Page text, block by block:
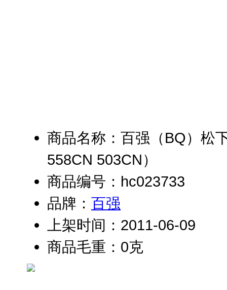
商品名称：百强（BQ）松
558CN 503CN）
商品编号：hc023733
品牌： 百强
上架时间：2011-06-09
商品毛重：0克